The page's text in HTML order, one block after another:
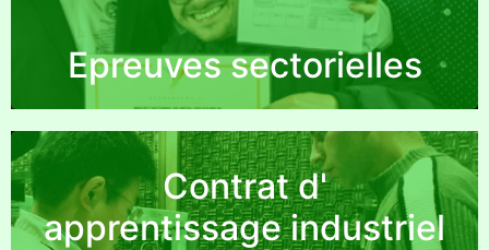
Epreuves sectorielles
Contrat d'
apprentissage industriel